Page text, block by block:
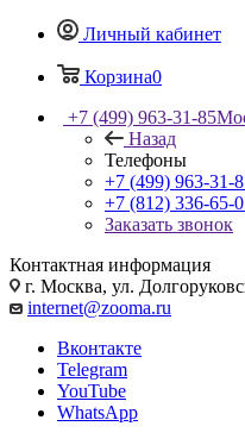
Личный кабинет
Корзина0
+7 (499) 963-31-85
Назад
Телефоны
+7 (499) 963-31-
+7 (812) 336-65-
Заказать звонок
Контактная информация
г. Москва, ул.
internet@zooma.ru
Вконтакте
Telegram
YouTube
WhatsApp